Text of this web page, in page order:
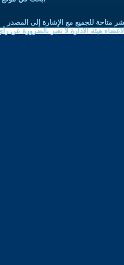
متاحة للجميع مع الإشارة إلى المصدر
هيئة الادارة لا تعبر بالضرورة عن